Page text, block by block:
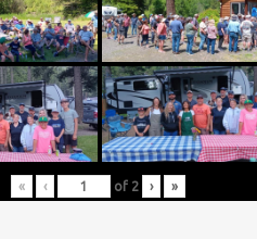
« ‹ of 2 › »